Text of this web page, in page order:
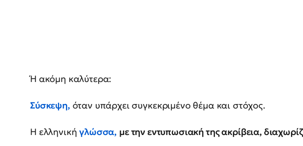
Ή ακόμη καλύτερα:
Σύσκεψη, όταν υπάρχει συγκεκριμένο θέμα και στόχος.
Η ελληνικήγλώσσα, με την εντυπωσιακή της ακρίβεια,